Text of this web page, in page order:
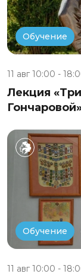
Обучение
11 авг 10:00 -
Лекция
Обучение
11 авг 10:00 -